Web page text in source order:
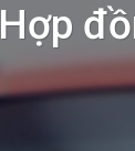
Hợp